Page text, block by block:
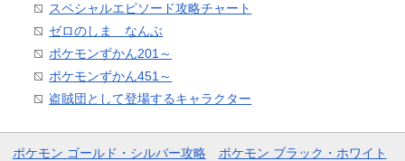
スペシャルエピソード攻略チャート
ゼロのしま なんぶ
ポケモンずかん201～
ポケモンずかん451～
盗賊団として登場するキャラクター
ポケモン ゴールド・シルバー攻略
ポケモン ブラック・ホワイト